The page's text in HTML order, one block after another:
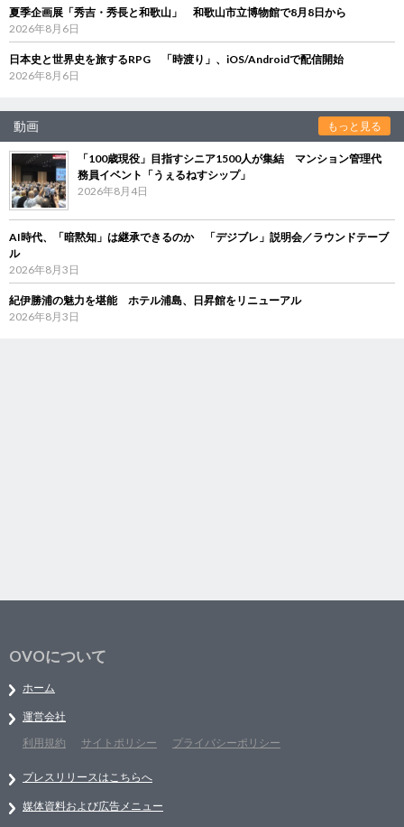
夏季企画展「秀吉・秀長と和歌山」 和歌山市立博物館で8月8日から
2026年8月6日
日本史と世界史を旅するRPG 「時渡り」、iOS/Androidで配信開始
2026年8月6日
動画 もっと見る
「100歳現役」目指すシニア1500人が集結 マンション管理代
務員イベント「うぇるねすシップ」
2026年8月4日
AI時代、「暗黙知」は継承できるのか 「デジブレ」説明会／ラウンドテーブ
ル
2026年8月3日
紀伊勝浦の魅力を堪能 ホテル浦島、日昇館をリニューアル
2026年8月3日
OVOについて
ホーム
運営会社
利用規約
サイトポリシー プライバシーポリシー
プレスリリースはこちらへ
媒体資料および広告メニュー